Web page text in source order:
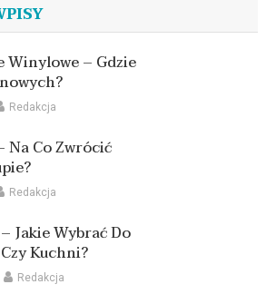
Winylowe – Gdzie
Redakcja
Na Co Zwrócić
Redakcja
Jakie Wybrać Do
Kuchni?
Redakcja